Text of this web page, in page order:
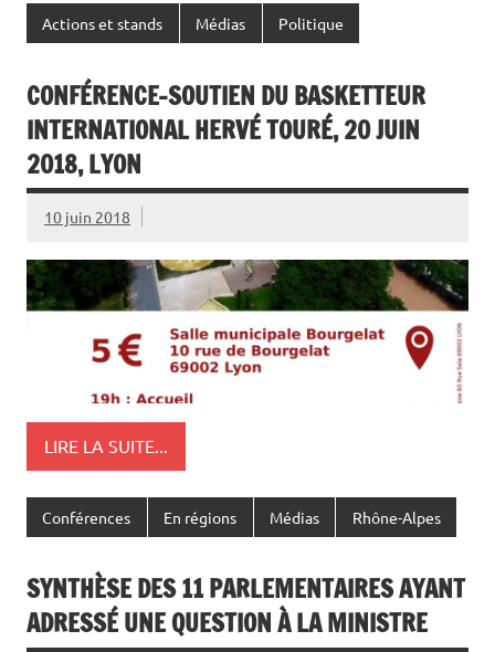
Actions et stands Médias Politique
CONFÉRENCE-SOUTIEN DU BASKETTEUR
INTERNATIONAL HERVÉ TOURÉ, 20 JUIN
2018, LYON
10 juin 2018
LIRE LA SUITE...
Conférences En régions Médias Rhône-Alpes
SYNTHÈSE DES 11 PARLEMENTAIRES AYANT
ADRESSÉ UNE QUESTION À LA MINISTRE